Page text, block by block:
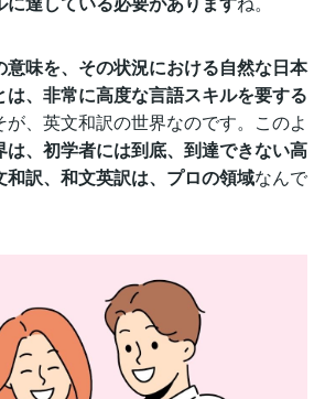
意味を、その状況における自然な日本
、非常に高度な言語スキルを要する
が、英文和訳の世界なのです。このよ
は、初学者には到底、到達できない高
和訳、和文英訳は、プロの領域なんで